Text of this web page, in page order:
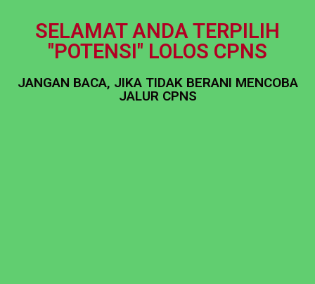
SELAMAT ANDA TERPILIH
"POTENSI" LOLOS CPNS
JANGAN BACA, JIKA TIDAK BERANI MENCOBA
JALUR CPNS